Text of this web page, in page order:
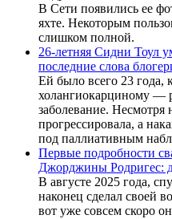
В Сети появились ее
яхте. Некоторым
слишком полной.
26-летняя Сидни Тоул
последние слова
Ей было всего 23 года,
холангиокарциному —
заболевание. Несмотря
прогрессировала, а
под паллиативным
Первые подробности
Джорджины Родригес:
В августе 2025 года,
наконец сделал своей
вот уже совсем скоро